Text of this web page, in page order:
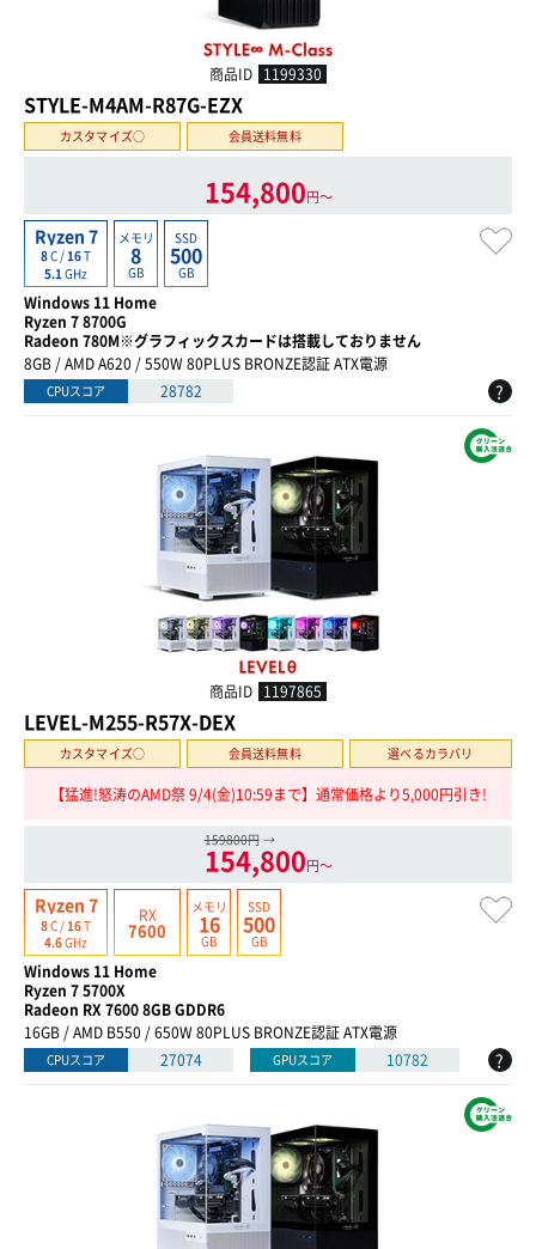
商品ID 1199330
STYLE-M4AM-R87G-EZX
カスタマイズ○ 会員送料無料
154,800円〜
Ryzen 7
8C /16T
5.1 GHz
メモリ
8
GB
SSD
500
GB
Windows 11 Home
Ryzen 7 8700G
Radeon 780M※グラフィックスカードは搭載しておりません
8GB / AMD A620 / 550W 80PLUS BRONZE認証 ATX電源
CPUスコア 28782 ?
商品ID 1197865
LEVEL-M255-R57X-DEX
カスタマイズ○ 会員送料無料 選べるカラバリ
【猛進!怒涛のAMD祭 9/4(金)10:59まで】通常価格より5,000円引き!
159800円 →
154,800円〜
Ryzen 7
8C / 16T
4.6GHz
RX
7600
メモリ
16
GB
SSD
500
GB
Windows 11 Home
Ryzen 7 5700X
Radeon RX 7600 8GB GDDR6
16GB / AMD B550 / 650W 80PLUS BRONZE認証 ATX電源
CPUスコア 27074 GPUスコア 10782 ?